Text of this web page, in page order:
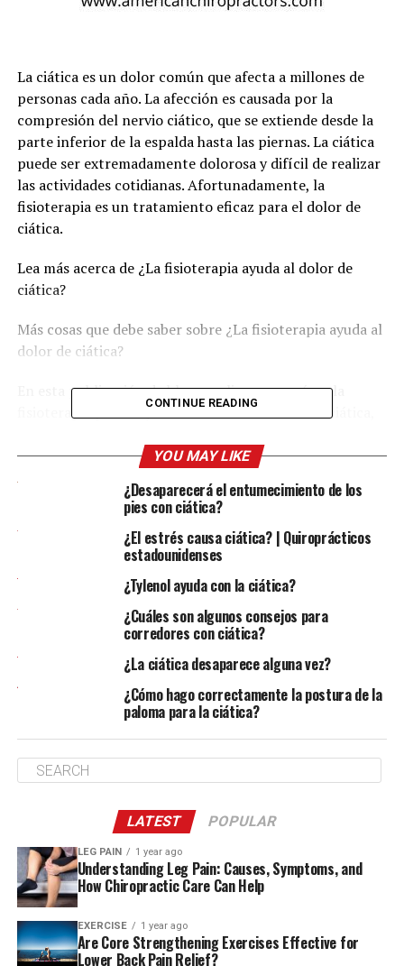
La ciática es un dolor común que afecta a millones de
personas cada año. La afección es causada por la
compresión del nervio ciático, que se extiende desde la
parte inferior de la espalda hasta las piernas. La ciática
puede ser extremadamente dolorosa y difícil de realizar
las actividades cotidianas. Afortunadamente, la
fisioterapia es un tratamiento eficaz para el dolor de
ciática.
Lea más acerca de ¿La fisioterapia ayuda al dolor de
ciática?
Más cosas que debe saber sobre ¿La fisioterapia ayuda al
dolor de ciática?
En esta publicación de blog, analizaremos cómo la
fisioterapia puede ayudar a aliviar el dolor de la ciática,
pacientes con ciática, cómo elegir el fisioterapeuta
adecuado para el tratamiento de la ciática y cuándo
buscar la ayuda de un fisioterapeuta para tu dolor de
Fisioterapia y Ciática
CONTINUE READING
YOU MAY LIKE
¿Desaparecerá el entumecimiento de los
pies con ciática?
¿El estrés causa ciática? | Quiroprácticos
estadounidenses
¿Tylenol ayuda con la ciática?
¿Cuáles son algunos consejos para
corredores con ciática?
¿La ciática desaparece alguna vez?
¿Cómo hago correctamente la postura de la
paloma para la ciática?
LATEST POPULAR
LEG PAIN 1 year ago
Understanding Leg Pain: Causes, Symptoms, and
How Chiropractic Care Can Help
EXERCISE 1 year ago
Are Core Strengthening Exercises Effective for
Lower Back Pain Relief?